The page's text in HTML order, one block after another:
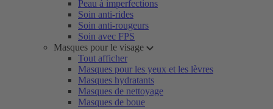
Peau à imperfections
Soin anti-rides
Soin anti-rougeurs
Soin avec FPS
Masques pour le visage
Tout afficher
Masques pour les yeux et les lèvres
Masques hydratants
Masques de nettoyage
Masques de boue